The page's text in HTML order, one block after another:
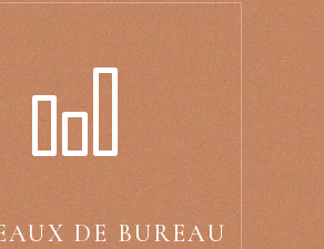
DE BUREAU